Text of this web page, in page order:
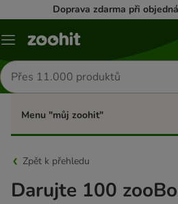
Doprava zdarma při
Menu
Hledat
produkty
Menu "můj zoohit"
Zpět k přehledu
Darujte 100